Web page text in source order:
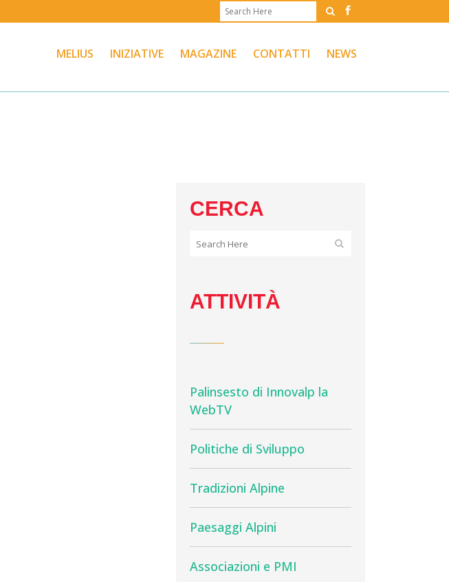
MELIUS INIZIATIVE MAGAZINE CONTATTI NEWS
CERCA
ATTIVITÀ
Palinsesto di Innovalp la
WebTV
Politiche di Sviluppo
Tradizioni Alpine
Paesaggi Alpini
Associazioni e PMI